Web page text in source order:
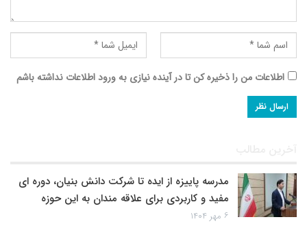
اطلاعات من را ذخیره کن تا در آینده نیازی به ورود اطلاعات نداشته باشم
آخرین مطالب
مدرسه پاییزه از ایده تا شرکت دانش بنیان، دوره ای
مفید و کاربردی برای علاقه مندان به این حوزه
۶ مهر ۱۴۰۴